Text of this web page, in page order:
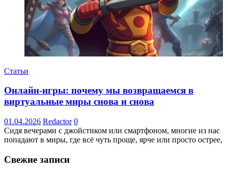
Статьи
Онлайн-игры: почему мы возвращаемся в
виртуальные миры снова и снова
01.04.2026 Redactor 0
Сидя вечерами с джойстиком или смартфоном, многие из нас
попадают в миры, где всё чуть проще, ярче или просто острее,
Свежие записи